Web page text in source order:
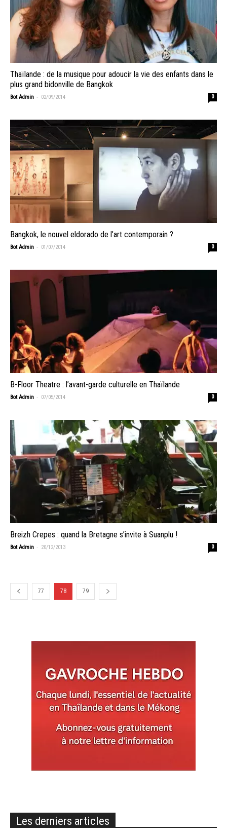
Thaïlande : de la musique pour adoucir la vie des enfants dans le
plus grand bidonville de Bangkok
Bot Admin - 02/09/2014 0
Bangkok, le nouvel eldorado de l’art contemporain ?
Bot Admin - 01/07/2014 0
B-Floor Theatre : l’avant-garde culturelle en Thaïlande
Bot Admin - 07/05/2014 0
Breizh Crepes : quand la Bretagne s’invite à Suanplu !
Bot Admin - 20/12/2013 0
77 78 79
Les derniers articles